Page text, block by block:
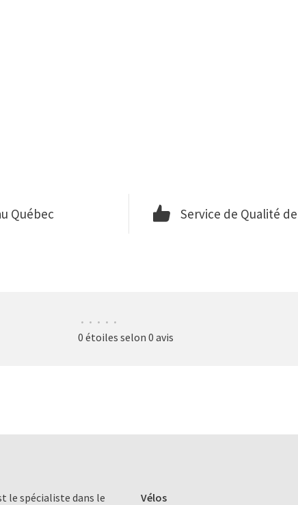
Québec Service de Qualité
• • • • •
0 étoiles selon 0 avis
le spécialiste dans le
Vélos